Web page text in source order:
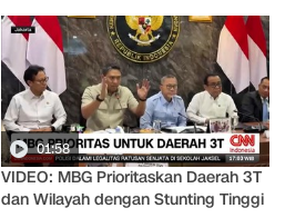
01:58
VIDEO: MBG Prioritaskan Daerah 3T
dan Wilayah dengan Stunting Tinggi